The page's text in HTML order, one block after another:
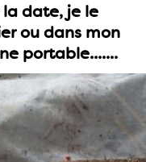
date, je le
ou dans mon
portable.......